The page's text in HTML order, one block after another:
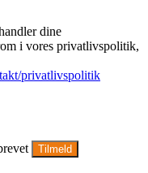
dine
i vores privatlivspolitik,
privatlivspolitik
Tilmeld